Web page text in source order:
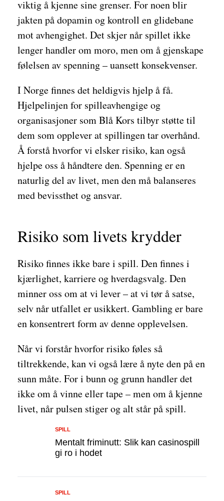
viktig å kjenne sine grenser. For noen blir
jakten på dopamin og kontroll en glidebane
mot avhengighet. Det skjer når spillet ikke
lenger handler om moro, men om å gjenskape
følelsen av spenning – uansett konsekvenser.
I Norge finnes det heldigvis hjelp å få.
Hjelpelinjen for spilleavhengige og
organisasjoner som Blå Kors tilbyr støtte til
dem som opplever at spillingen tar overhånd.
Å forstå hvorfor vi elsker risiko, kan også
hjelpe oss å håndtere den. Spenning er en
naturlig del av livet, men den må balanseres
med bevissthet og ansvar.
Risiko som livets krydder
Risiko finnes ikke bare i spill. Den finnes i
kjærlighet, karriere og hverdagsvalg. Den
minner oss om at vi lever – at vi tør å satse,
selv når utfallet er usikkert. Gambling er bare
en konsentrert form av denne opplevelsen.
Når vi forstår hvorfor risiko føles så
tiltrekkende, kan vi også lære å nyte den på en
sunn måte. For i bunn og grunn handler det
ikke om å vinne eller tape – men om å kjenne
livet, når pulsen stiger og alt står på spill.
Mentalt friminutt: Slik kan casinospill
gi ro i hodet
SPILL
SPILL